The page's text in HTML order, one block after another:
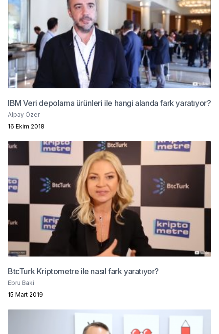
IBM Veri depolama ürünleri ile hangi alanda fark yaratıyor?
Alpay Özer
16 Ekim 2018
BtcTurk Kriptometre ile nasıl fark yaratıyor?
Ebru Baki
15 Mart 2019